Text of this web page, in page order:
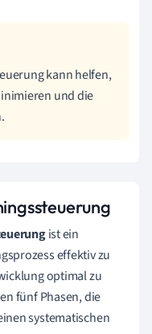
kann helfen,
und die
ist ein
effektiv zu
optimal zu
fünf Phasen, die
systematischen